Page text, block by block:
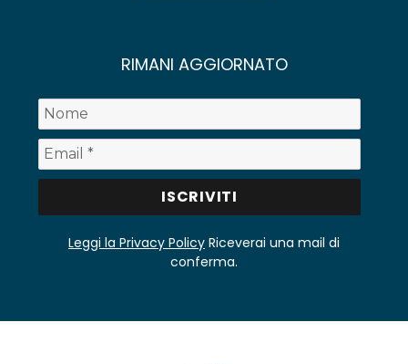
RIMANI AGGIORNATO
Leggi la Privacy Policy Riceverai una mail di
conferma.